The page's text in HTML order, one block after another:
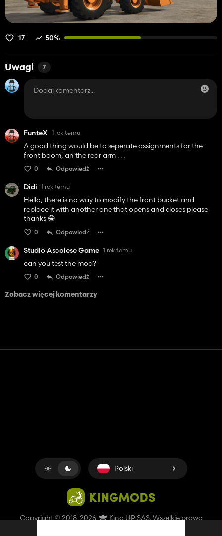
17 50%
Uwagi 7
FunteX 1 rok temu
A good thing would be to seperate assignments for the
front boom, an the rear arm . . .
0 Odpowiedź
Didi 1 rok temu
Hello, there is no way to modify the front bucket and
replace it with another one that opens and closes please
thanks 😁
0 Odpowiedź
Studio Ascolese Game 1 rok temu
can you test the mod?
0 Odpowiedź
Zobacz więcej komentarzy
Copyright © 2018-2026 King UP SAS. Wszelkie prawa
Polski